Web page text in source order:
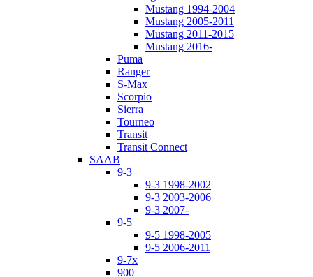
Mustang 1994-2004
Mustang 2005-2011
Mustang 2011-2015
Mustang 2016-
Puma
Ranger
S-Max
Scorpio
Sierra
Tourneo
Transit
Transit Connect
SAAB
9-3
9-3 1998-2002
9-3 2003-2006
9-3 2007-
9-5
9-5 1998-2005
9-5 2006-2011
9-7x
900